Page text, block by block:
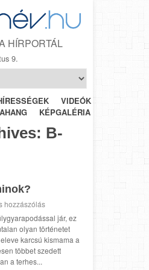
HÍRPORTÁL
9.
VIDEÓK
HÉTRŐL-
KÉPGALÉRIA
B-
hozzászólás
jár, ez
olyan történetet
karcsú kismama a
többet szedett
a terhes...